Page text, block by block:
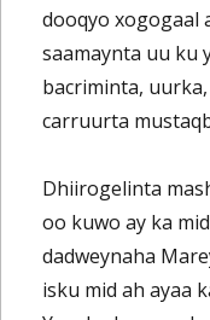
dooqyo xogogaal
saamaynta uu ku
bacriminta,
carruurta
Dhiirogelinta
oo kuwo ay ka
dadweynaha
isku mid ah ayaa